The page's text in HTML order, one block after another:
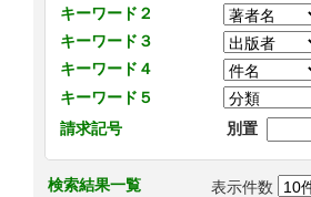
キーワード２
キーワード３
キーワード４
キーワード５
請求記号
別置
検索結果一覧 表示件数